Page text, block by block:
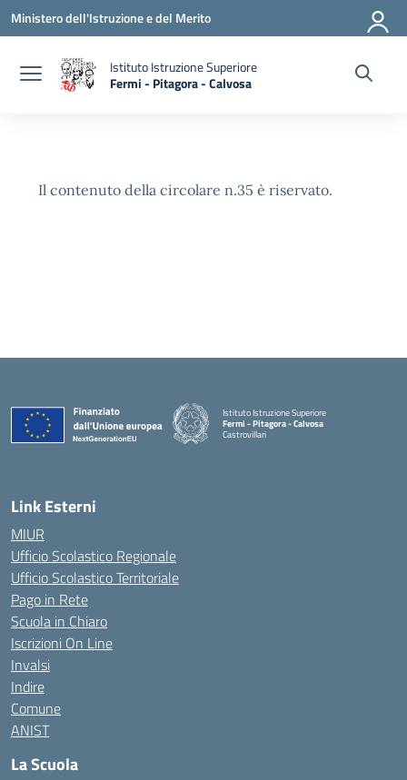
Vai ai contenuti
Vai al menu di navigazione
Vai al footer
Ministero dell'Istruzione e del Merito
Istituto Istruzione Superiore
Fermi - Pitagora - Calvosa
— Visita la pagina iniziale della scuola
Il contenuto della circolare n.35 è riservato.
Istituto Istruzione Superiore
Fermi - Pitagora - Calvosa
Castrovillari
Link Esterni
MIUR
Ufficio Scolastico Regionale
Ufficio Scolastico Territoriale
Pago in Rete
Scuola in Chiaro
Iscrizioni On Line
Invalsi
Indire
Comune
ANIST
La Scuola